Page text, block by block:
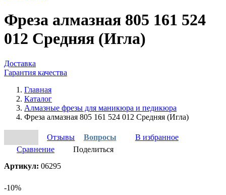
Фреза алмазная 805 161 524
012 Средняя (Игла)
Доставка
Гарантия качества
Главная
Каталог
Алмазные фрезы для маникюра и педикюра
Фреза алмазная 805 161 524 012 Средняя (Игла)
Отзывы Вопросы
В избранное
Сравнение
Поделиться
Артикул: 06295
-10%